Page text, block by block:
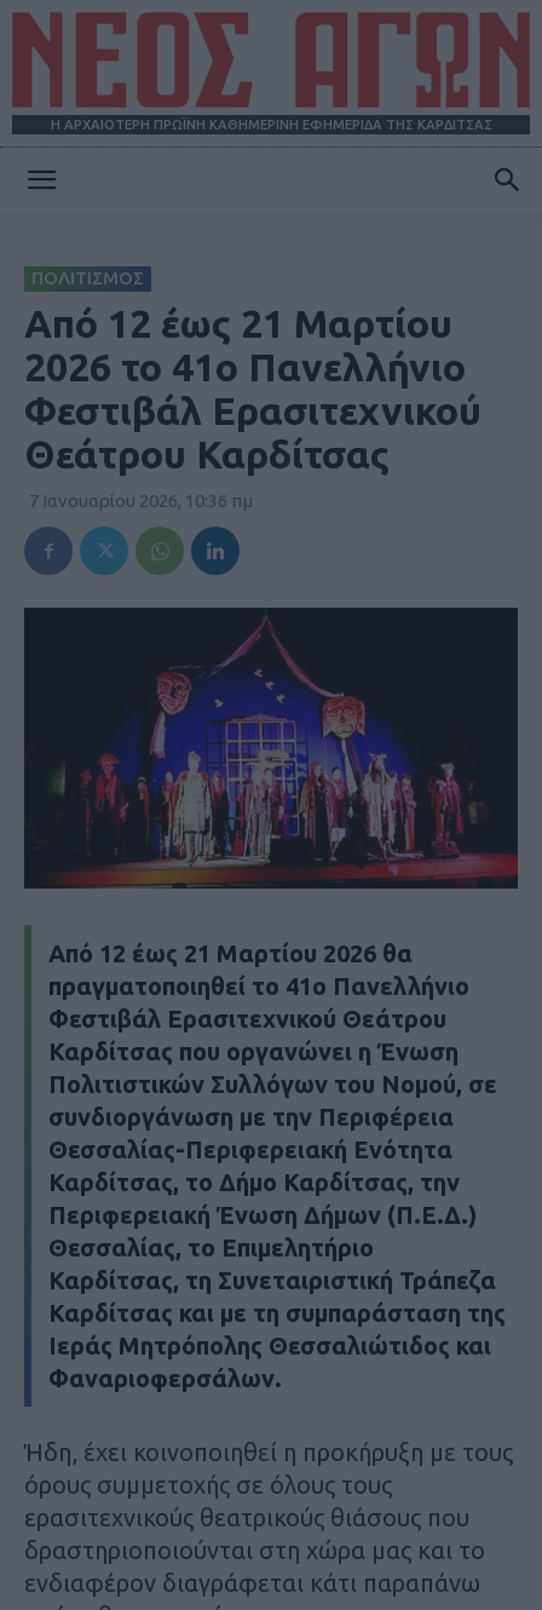
Η ΑΡΧΑΙΟΤΕΡΗ ΠΡΩΪΝΗ ΚΑΘΗΜΕΡΙΝΗ ΕΦΗΜΕΡΙΔΑ ΤΗΣ ΚΑΡΔΙΤΣΑΣ
ΠΟΛΙΤΙΣΜΟΣ
Από 12 έως 21 Μαρτίου
2026 το 41ο Πανελλήνιο
Φεστιβάλ Ερασιτεχνικού
Θεάτρου Καρδίτσας
7 Ιανουαρίου 2026, 10:36 πμ
Από 12 έως 21 Μαρτίου 2026 θα
πραγματοποιηθεί το 41ο Πανελλήνιο
Φεστιβάλ Ερασιτεχνικού Θεάτρου
Καρδίτσας που οργανώνει η Ένωση
Πολιτιστικών Συλλόγων του Νομού, σε
συνδιοργάνωση με την Περιφέρεια
Θεσσαλίας-Περιφερειακή Ενότητα
Καρδίτσας, το Δήμο Καρδίτσας, την
Περιφερειακή Ένωση Δήμων (Π.Ε.Δ.)
Θεσσαλίας, το Επιμελητήριο
Καρδίτσας, τη Συνεταιριστική Τράπεζα
Καρδίτσας και με τη συμπαράσταση της
Ιεράς Μητρόπολης Θεσσαλιώτιδος και
Φαναριοφερσάλων.
Ήδη, έχει κοινοποιηθεί η προκήρυξη με τους
όρους συμμετοχής σε όλους τους
ερασιτεχνικούς θεατρικούς θιάσους που
δραστηριοποιούνται στη χώρα μας και το
ενδιαφέρον διαγράφεται κάτι παραπάνω